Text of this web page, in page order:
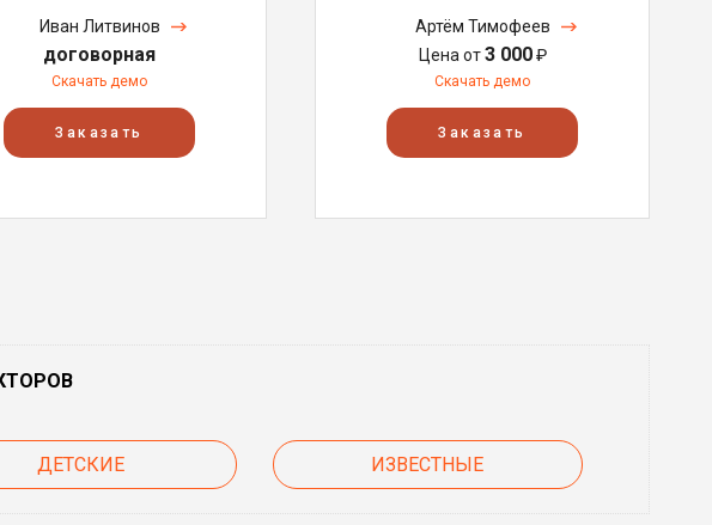
Иван Литвинов
договорная
Скачать демо
Заказать
Артём Тимофеев
Цена от3 000₽
Скачать демо
Заказать
ДЕТСКИЕ ИЗВЕСТНЫЕ